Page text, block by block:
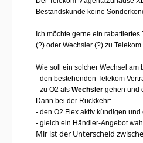
Bestandskunde keine
Ich möchte gerne ein
(?) oder Wechsler (?) zu
Wie soll ein solcher Wechsel am
- den bestehenden Telekom
- zu O2 als Wechsler gehen und
Dann bei der Rückkehr:
- den O2 Flex aktiv kündigen
- gleich ein Händler-Angebot
Mir ist der Unterscheid